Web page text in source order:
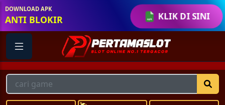
KLIK DI SINI
DOWNLOAD APK
ANTI BLOKIR